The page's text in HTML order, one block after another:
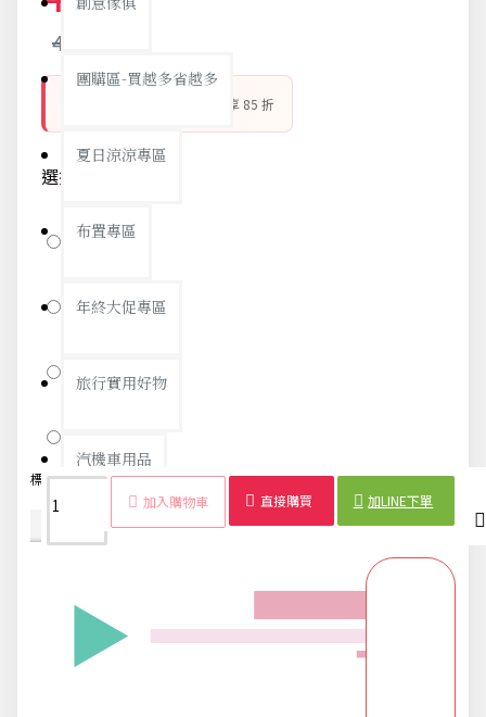
團購區-買越多省越多
夏日涼涼專區
布置專區
年終大促專區
旅行實用好物
汽機車用品
派對用品
浪漫好禮
48元
- 滿 5 件享 85 折
選擇顏色
粉紅
米色
藍色
加入購物車 直接購買 加LINE下單
標籤： 水槽 過濾網 廚房 防堵塞 下水道 過濾器 排水 濾網
商品詳情 配送時間